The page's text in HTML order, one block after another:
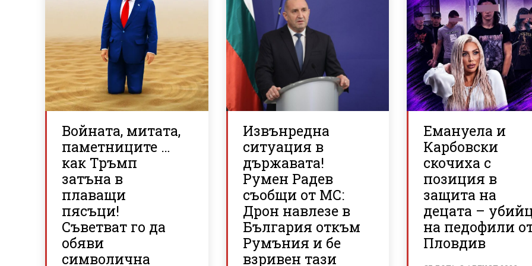
Войната, митата,
паметниците …
как Тръмп
затъна в
плаващи
пясъци!
Съветват го да
обяви
символична
Извънредна
ситуация в
държавата!
Румен Радев
съобщи от МС:
Дрон навлезе в
България откъм
Румъния и бе
взривен тази
Емануела и
Карбовски
скочиха с
позиция в
защита на
децата –
на педофили
Пловдив